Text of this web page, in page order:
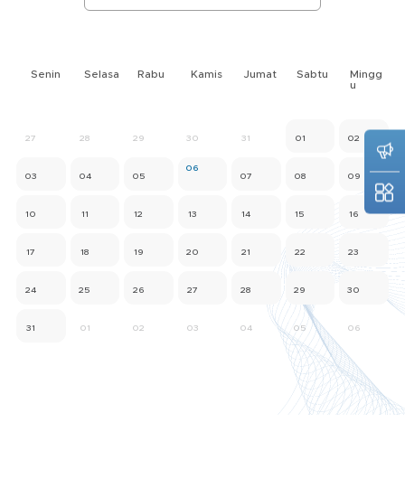
Senin Selasa Rabu Kamis Jumat Sabtu
Mingg
u
27 28 29 30 31 01 02
03 04 05
06
07
08 09
10 11 12 13 14 15 16
17 18 19 20 21 22 23
24 25 26 27 28 29 30
31 01 02 03 04 05 06